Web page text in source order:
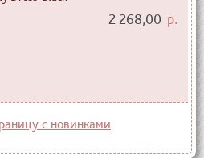
2 268,00 р.
с новинками